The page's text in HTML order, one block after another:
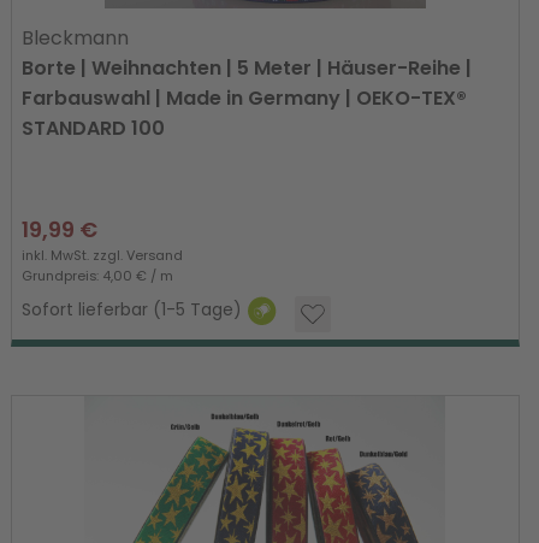
Bleckmann
Borte | Weihnachten | 5 Meter | Häuser-Reihe |
Farbauswahl | Made in Germany | OEKO-TEX®
STANDARD 100
19,99 €
inkl. MwSt. zzgl.Versand
Grundpreis: 4,00 € / m
Sofort lieferbar (1-5 Tage)